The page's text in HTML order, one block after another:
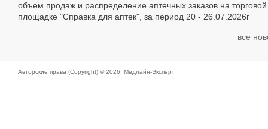
объем продаж и распределение аптечных заказов на торговой
площадке "Справка для аптек", за период 20 - 26.07.2026г
все
Авторские права (Copyright) © 2026, Медлайн-Эксперт